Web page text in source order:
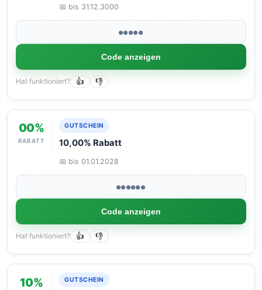
📅 bis 31.12.3000
●●●●●
Code anzeigen
Hat funktioniert? 👍 👎
00%
RABATT
GUTSCHEIN
10,00% Rabatt
📅 bis 01.01.2028
●●●●●●
Code anzeigen
Hat funktioniert? 👍 👎
10% GUTSCHEIN